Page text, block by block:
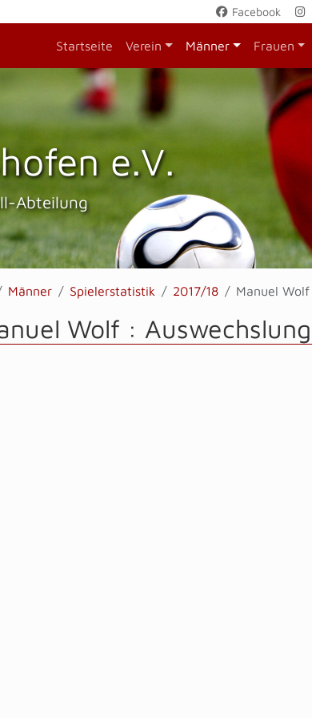
Facebook
Startseite Verein Männer Frauen
e.V.
Abteilung
Männer Spielerstatistik 2017/18 Manuel Wolf
Wolf :